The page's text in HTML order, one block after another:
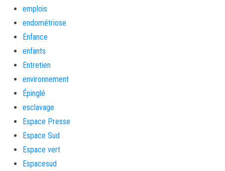
emplois
endométriose
Enfance
enfants
Entretien
environnement
Épinglé
esclavage
Espace Presse
Espace Sud
Espace vert
Espacesud